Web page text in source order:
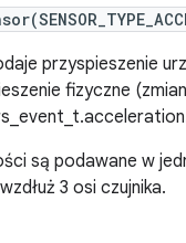
przyspieszenie
fizyczne
są podawane w
3 osi czujnika.